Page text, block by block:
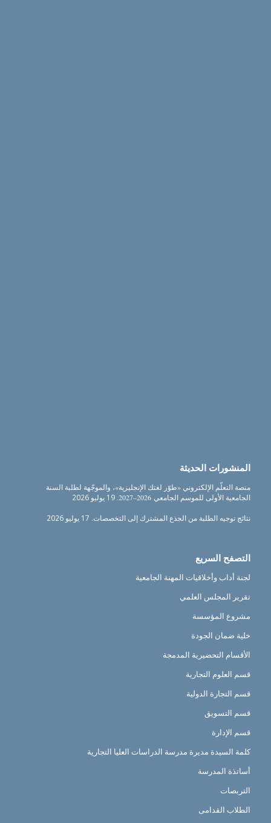
المنشورات الحديثة
منصة التعلّم الإلكتروني «طوّر لغتك الإنجليزية»، والموجّهة لطلبة السنة
الجامعية الأولى للموسم الجامعي 2026–2027.
19 يوليو 2026
نتائج توجيه الطلبة من الجذع المشترك إلى التخصصات. 17 يوليو 2026
التصفح السريع
لجنة أداب وأخلاقيات المهنة الجامعية
تقرير المجلس العلمي
مشروع المؤسسة
خلية ضمان الجودة
الأقسام التحضيرية المدمجة
قسم العلوم التجارية
قسم التجارة الدولية
قسم التسويق
قسم الإدارة
كلمة السيدة مديرة مدرسة الدراسات العليا التجارية
أساتذة المدرسة
التربصات
الطلاب القدامى